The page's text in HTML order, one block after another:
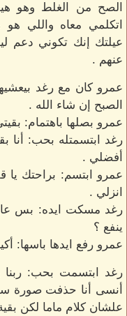
الصح من الغلط وهو
اتكلمي معاه واللي هو
عيلتك إنك تكوني دعم
عنهم .
عمرو كان مع رغد
الصبح إن شاء الله .
عمرو بصلها باهتمام:
رغد ابتسمتله بحب:
أفضلي .
عمرو ابتسم: براحتك يا
انزلي .
رغد مسكت ايده: بس
ينفع ؟
عمرو رفع ايدها باسها:
رغد ابتسمت بحب: ربنا
أنسى أنا حذفت صورة
علشان كلام ماما لكن